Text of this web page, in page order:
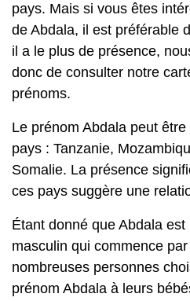
pays. Mais si vous êtes
de Abdala, il est préférable
il a le plus de présence,
donc de consulter notre
prénoms.
Le prénom Abdala peut
pays : Tanzanie,
Somalie. La présence
ces pays suggère une
Étant donné que Abdala
masculin qui commence
nombreuses personnes
prénom Abdala à leurs